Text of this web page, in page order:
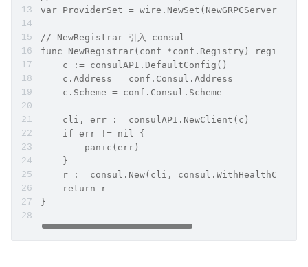
var ProviderSet = wire.NewSet(NewGRPCServer,
// NewRegistrar 引入 consul
func NewRegistrar(conf *conf.Registry)
    c := consulAPI.DefaultConfig()
    c.Address = conf.Consul.Address
    c.Scheme = conf.Consul.Scheme
    cli, err := consulAPI.NewClient(c)
    if err != nil {
        panic(err)
    }
r := consul.New(cli,
    return r
}